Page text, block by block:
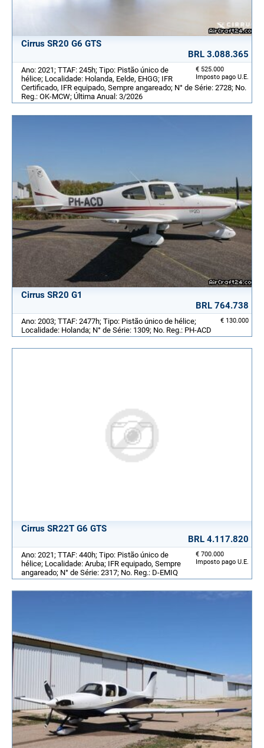
Cirrus SR20 G6 GTS
BRL 3.088.365
€ 525.000
Imposto pago U.E.
Ano: 2021; TTAF: 245h; Tipo: Pistão único de
hélice; Localidade: Holanda, Eelde, EHGG; IFR
Certificado, IFR equipado, Sempre angareado; N° de Série: 2728; No.
Reg.: OK-MCW; Última Anual: 3/2026
Cirrus SR20 G1
BRL 764.738
€ 130.000
Ano: 2003; TTAF: 2477h; Tipo: Pistão único de hélice;
Localidade: Holanda; N° de Série: 1309; No. Reg.: PH-ACD
Cirrus SR22T G6 GTS
BRL 4.117.820
€ 700.000
Imposto pago U.E.
Ano: 2021; TTAF: 440h; Tipo: Pistão único de
hélice; Localidade: Aruba; IFR equipado, Sempre
angareado; N° de Série: 2317; No. Reg.: D-EMIQ